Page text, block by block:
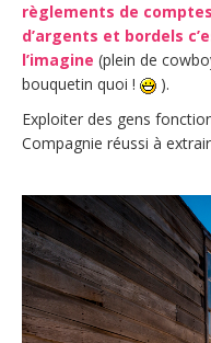
règlements de
d’argents et bordels
l’imagine (plein de
bouquetin quoi !
).
Exploiter des gens
Compagnie réussi à